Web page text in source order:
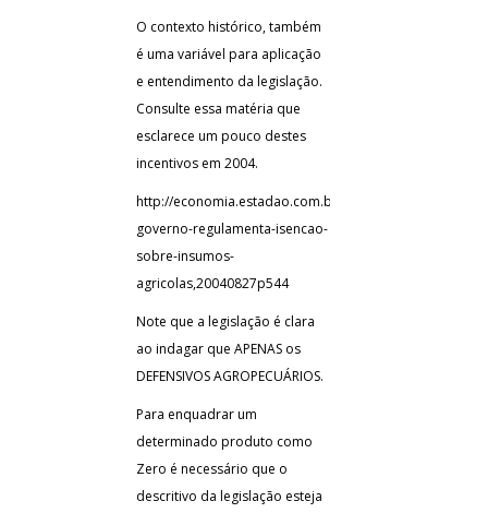
O contexto histórico, também
é uma variável para aplicação
e entendimento da legislação.
Consulte essa matéria que
esclarece um pouco destes
incentivos em 2004.
http://economia.estadao.com.br/noticias/
governo-regulamenta-isencao-
sobre-insumos-
agricolas,20040827p544
Note que a legislação é clara
ao indagar que APENAS os
DEFENSIVOS AGROPECUÁRIOS.
Para enquadrar um
determinado produto como
Zero é necessário que o
descritivo da legislação esteja